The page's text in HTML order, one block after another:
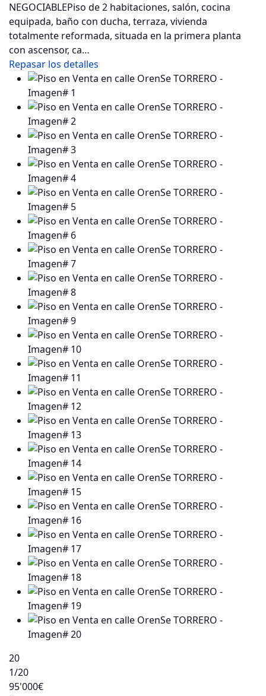
NEGOCIABLEPiso de 2 habitaciones, salón, cocina
equipada, baño con ducha, terraza, vivienda
totalmente reformada, situada en la primera planta
con ascensor, ca…
Repasar los detalles
20
1/20
95'000€